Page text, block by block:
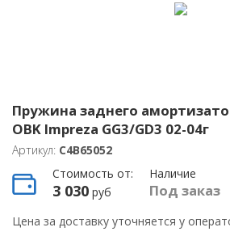
Пружина заднего
OBK Impreza GG3/GD3 02-04г
Артикул: C4B65052
Стоимость от:
3 030 руб
Наличие
Под заказ
Цена за доставку уточняется у